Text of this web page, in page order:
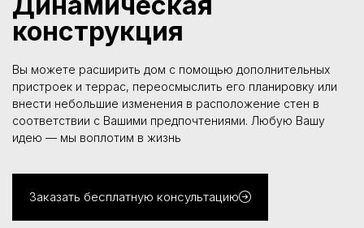
конструкция
Вы можете расширить дом с помощью дополнительных
пристроек и террас, переосмыслить его планировку или
внести небольшие изменения в расположение стен в
соответствии с Вашими предпочтениями. Любую Вашу
идею — мы воплотим в жизнь
Заказать бесплатную консультацию